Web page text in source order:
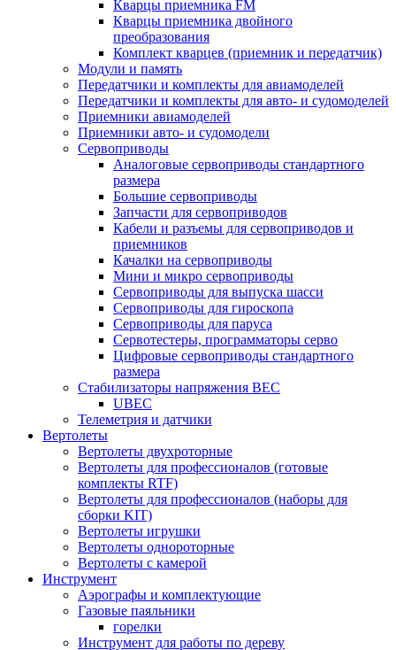
Кварцы приемника FM
Кварцы приемника двойного
преобразования
Комплект кварцев (приемник и передатчик)
Модули и память
Передатчики и комплекты для авиамоделей
Передатчики и комплекты для авто- и судомоделей
Приемники авиамоделей
Приемники авто- и судомодели
Сервоприводы
Аналоговые сервоприводы стандартного
размера
Большие сервоприводы
Запчасти для сервоприводов
Кабели и разъемы для сервоприводов и
приемников
Качалки на сервоприводы
Мини и микро сервоприводы
Сервоприводы для выпуска шасси
Сервоприводы для гироскопа
Сервоприводы для паруса
Сервотестеры, программаторы серво
Цифровые сервоприводы стандартного
размера
Стабилизаторы напряжения BEC
UBEC
Телеметрия и датчики
Вертолеты
Вертолеты двухроторные
Вертолеты для профессионалов (готовые
комплекты RTF)
Вертолеты для профессионалов (наборы для
сборки KIT)
Вертолеты игрушки
Вертолеты однороторные
Вертолеты с камерой
Инструмент
Аэрографы и комплектующие
Газовые паяльники
горелки
Инструмент для работы по дереву